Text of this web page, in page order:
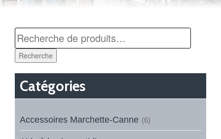
Recherche
Catégories
Accessoires Marchette-Canne (6)